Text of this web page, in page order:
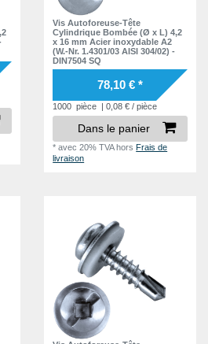
Vis Autoforeuse-Tête
Cylindrique Bombée (Ø x L) 4,2
x 16 mm Acier inoxydable A2
(W.-Nr. 1.4301/03 AISI 304/02) -
DIN7504 SQ
78,10 € *
1000 pièce | 0,08 € / pièce
Dans le panier
*avec 20% TVAhorsFrais de
livraison